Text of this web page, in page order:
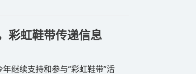
彩虹鞋带传递信息
继续支持和参与“彩虹鞋带”活